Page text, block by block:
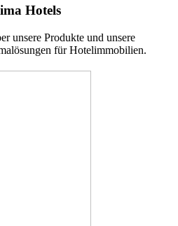
Hotels
unsere Produkte und unsere
für Hotelimmobilien.